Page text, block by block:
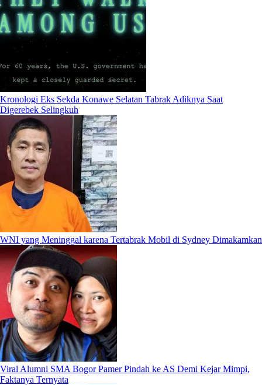
Kronologi Eks Sekda Konawe Selatan Tabrak Adiknya Saat
Digerebek Selingkuh
WNI yang Meninggal karena Tertabrak Mobil di Sydney Dimakamkan
Viral Alumni SMA Bogor Pamer Pindah ke AS Demi Kejar Mimpi,
Faktanya Ternyata